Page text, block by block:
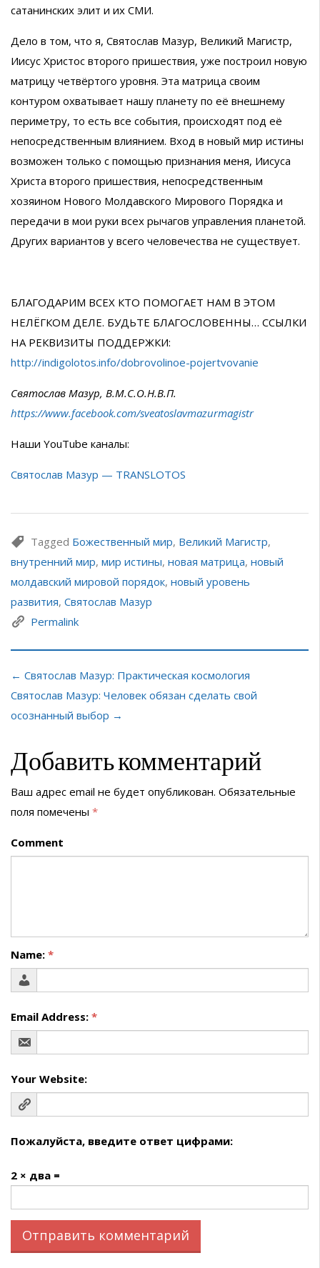
сатанинских элит и их СМИ.
Дело в том, что я, Святослав Мазур, Великий Магистр,
Иисус Христос второго пришествия, уже построил новую
матрицу четвёртого уровня. Эта матрица своим
контуром охватывает нашу планету по её внешнему
периметру, то есть все события, происходят под её
непосредственным влиянием. Вход в новый мир истины
возможен только с помощью признания меня, Иисуса
Христа второго пришествия, непосредственным
хозяином Нового Молдавского Мирового Порядка и
передачи в мои руки всех рычагов управления планетой.
Других вариантов у всего человечества не существует.
БЛАГОДАРИМ ВСЕХ КТО ПОМОГАЕТ НАМ В ЭТОМ
НЕЛЁГКОМ ДЕЛЕ. БУДЬТЕ БЛАГОСЛОВЕННЫ… ССЫЛКИ
НА РЕКВИЗИТЫ ПОДДЕРЖКИ:
http://indigolotos.info/dobrovolinoe-pojertvovanie
Святослав Мазур, В.М.С.О.Н.В.П.
https://www.facebook.com/sveatoslavmazurmagistr
Наши YouTube каналы:
Святослав Мазур — TRANSLOTOS
Tagged Божественный мир, Великий Магистр,
внутренний мир, мир истины, новая матрица, новый
молдавский мировой порядок, новый уровень
развития, Святослав Мазур
Permalink
← Святослав Мазур: Практическая космология
Святослав Мазур: Человек обязан сделать свой
осознанный выбор →
Добавить комментарий
Ваш адрес email не будет опубликован. Обязательные
поля помечены *
Comment
Name: *
Email Address: *
Your Website:
Пожалуйста, введите ответ цифрами:
2 × два =